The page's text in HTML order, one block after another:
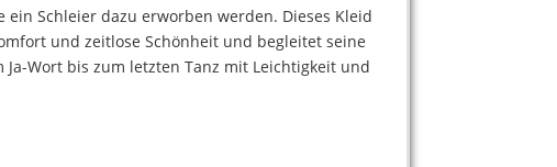
ein Schleier dazu erworben werden. Dieses Kleid
und zeitlose Schönheit und begleitet seine
Ja-Wort bis zum letzten Tanz mit Leichtigkeit und